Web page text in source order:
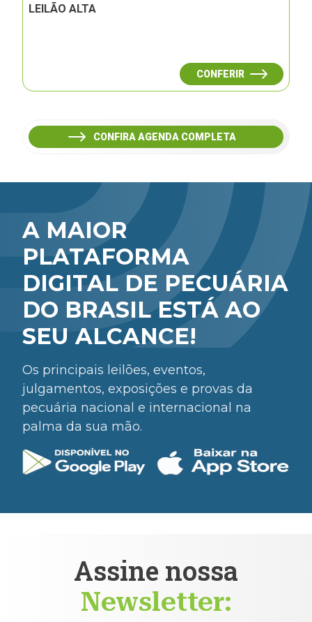
LEILÃO ALTA
CONFERIR
CONFIRA AGENDA COMPLETA
A MAIOR
PLATAFORMA
DIGITAL DE PECUÁRIA
DO BRASIL ESTÁ AO
SEU ALCANCE!
Os principais leilões, eventos,
julgamentos, exposições e provas da
pecuária nacional e internacional na
palma da sua mão.
Assine nossa
Newsletter: